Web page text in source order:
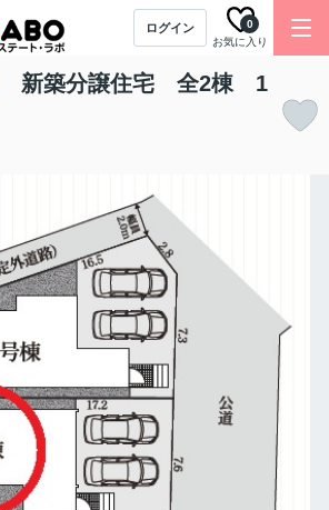
ログイン
お気に入り
0
新築分譲住宅 全2棟 1